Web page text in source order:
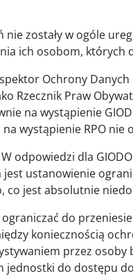
zostały w ogóle
ich osobom, których
Ochrony Danych
Rzecznik Praw
na wystąpienie
wystąpienie RPO nie
odpowiedzi dla
ustanowienie
co jest absolutnie
do
koniecznością
przez osoby
jednostki do dostępu